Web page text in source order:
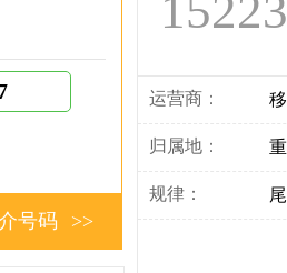
运营商：
归属地：
规律：
>>
号码